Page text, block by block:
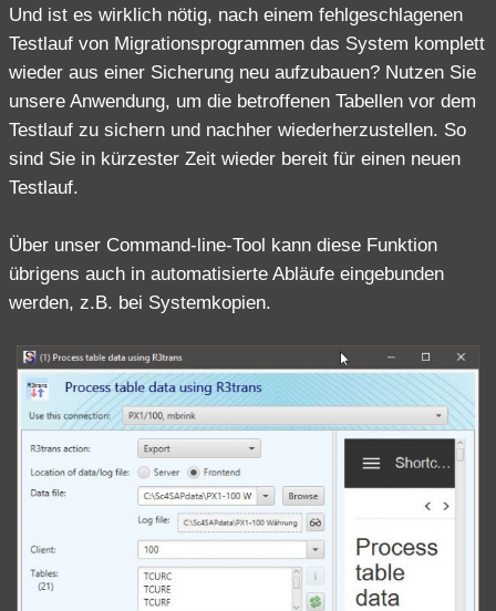
Und ist es wirklich nötig, nach einem fehlgeschlagenen
Testlauf von Migrationsprogrammen das System komplett
wieder aus einer Sicherung neu aufzubauen? Nutzen Sie
unsere Anwendung, um die betroffenen Tabellen vor dem
Testlauf zu sichern und nachher wiederherzustellen. So
sind Sie in kürzester Zeit wieder bereit für einen neuen
Testlauf.
Über unser Command-line-Tool kann diese Funktion
übrigens auch in automatisierte Abläufe eingebunden
werden, z.B. bei Systemkopien.